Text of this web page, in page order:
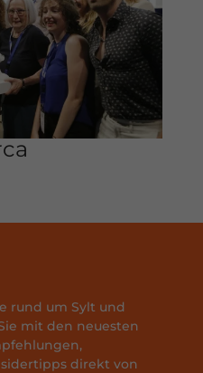
rund um Sylt und
mit den neuesten
direkt von
Social-Media-Plattformen
Cookies von externen
Zugriff auf diese Inhalte
anzeigen
Datenschutzerklärung Impressum